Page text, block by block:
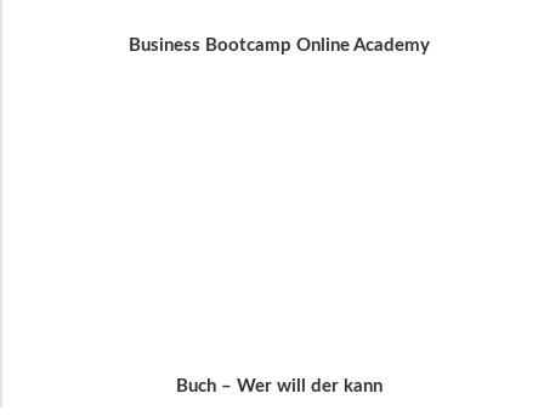
Business Bootcamp Online Academy
Buch – Wer will der kann